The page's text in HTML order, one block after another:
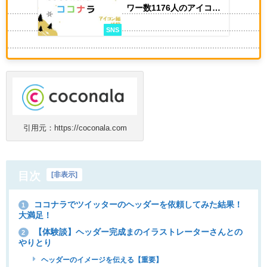
SNS
ワー数1176人のアイコン
談】
引用元：https://coconala.com
目次 非表示
1
ココナラでツイッターのヘッダーを依頼してみた結果！
大満足！
2
【体験談】ヘッダー完成まのイラストレーターさんとの
やりとり
ヘッダーのイメージを伝える【重要】